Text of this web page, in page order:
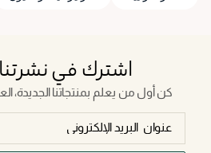
اشترك في نشرتنا
كن أول من يعلم بمنتجاتنا الجديدة،